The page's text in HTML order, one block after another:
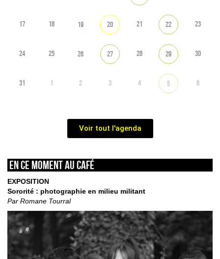
17 18 19 20 21 22 23
24 25 26 27 28 29 30
31 1 2 3 4 5 6
Voir tout l'agenda
En ce moment au café
EXPOSITION
Sororité : photographie en milieu militant
Par Romane Tourral